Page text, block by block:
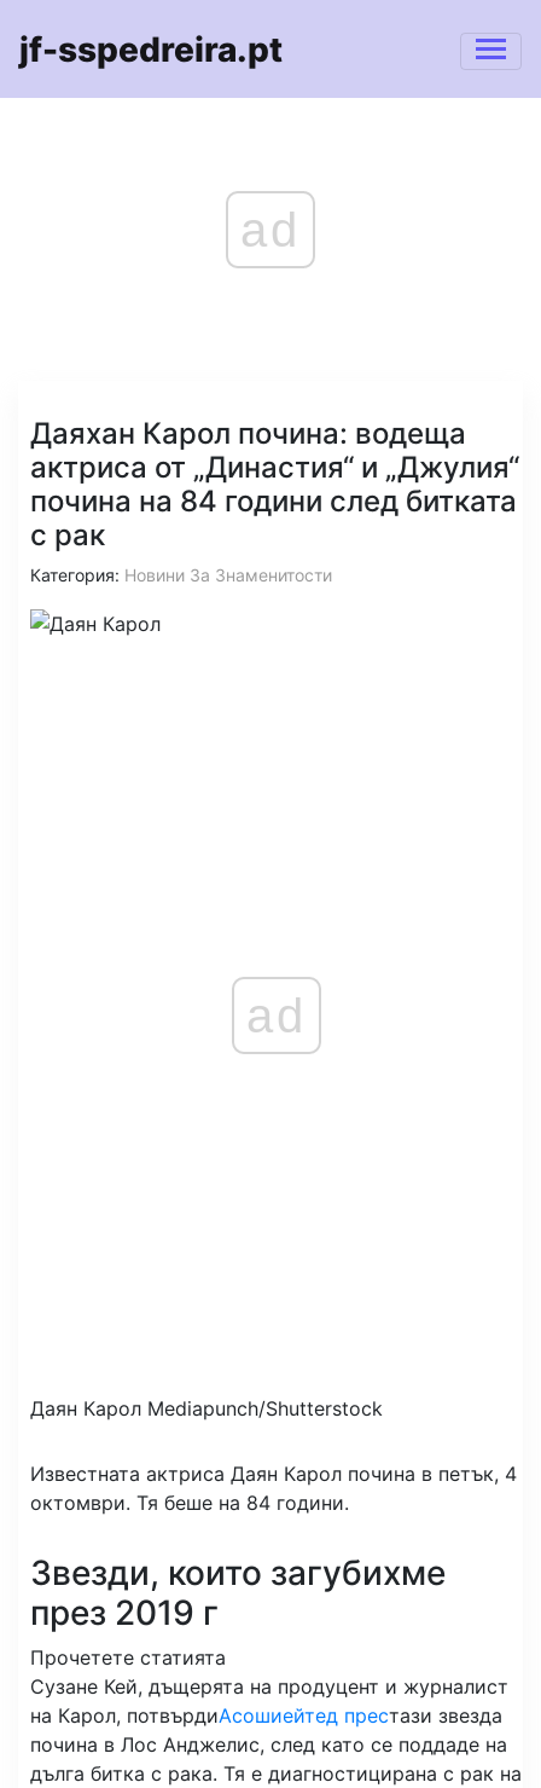
jf-sspedreira.pt
ad
Даяхан Карол почина: водеща
актриса от „Династия“ и „Джулия“
почина на 84 години след битката
с рак
Категория: Новини За Знаменитости
ad
Даян Карол Mediapunch/Shutterstock
Известната актриса Даян Карол почина в петък, 4
октомври. Тя беше на 84 години.
Звезди, които загубихме
през 2019 г
Прочетете статията
Сузане Кей, дъщерята на продуцент и журналист
на Карол, потвърдиАсошиейтед престази звезда
почина в Лос Анджелис, след като се поддаде на
дълга битка с рака. Тя е диагностицирана с рак на